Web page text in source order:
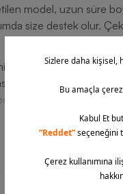
model, uzun süre
size destek olur.
artırmak, her
Ayakkabısı tam
ürünlerini sipariş